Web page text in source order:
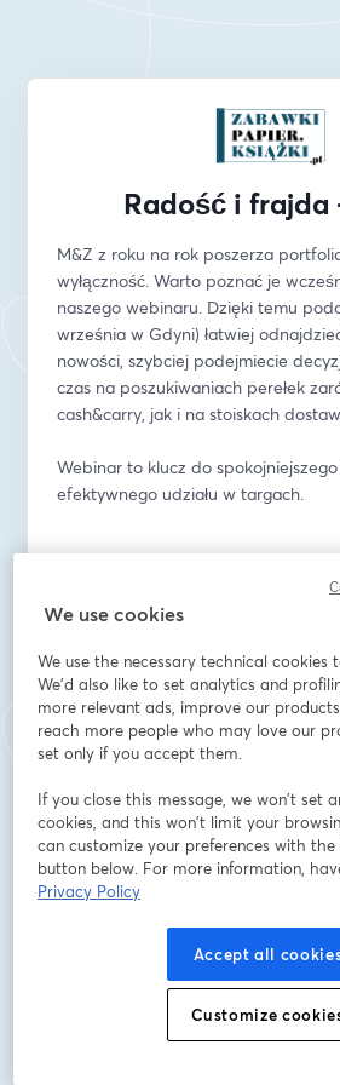
Radość i frajda
M&Z z roku na rok poszerza
wyłączność. Warto poznać je
naszego webinaru. Dzięki temu
września w Gdyni) łatwiej
nowości, szybciej podejmiecie
czas na poszukiwaniach perełek
cash&carry, jak i na stoiskach
Webinar to klucz do
efektywnego udziału w targach.
Dla właścicieli sklepów,
dystrybutorów, którzy chcą w pełni
potencjał sezonu Back to School
szukają produktów, które klienci
📅 Data: 26 sierpnia 2025
🆓 Udział bezpłatny
🌐 Gdzie? Online – dołącz do
Rejestracja na:
🔗 Facebook – Magazyn Zabawki
We use cookies
We use the necessary technical cookies
We'd also like to set analytics and
more relevant ads, improve our
reach more people who may love our
set only if you accept them.
If you close this message, we won’t set
cookies, and this won’t limit your
can customize your preferences with the
button below. For more information,
Privacy Policy
Accept all
Customize